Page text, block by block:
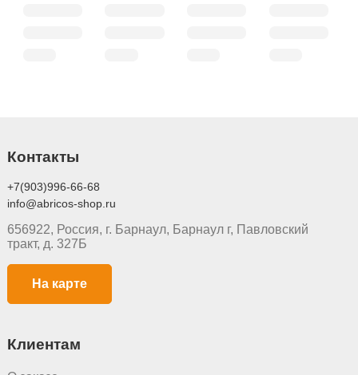
Контакты
+7(903)996-66-68
info@abricos-shop.ru
656922, Россия, г. Барнаул, Барнаул г, Павловский
тракт, д. 327Б
На карте
Клиентам